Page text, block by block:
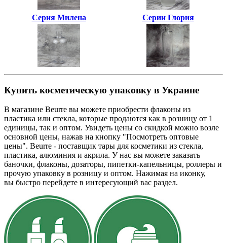
Серия Милена Серии Глория
Купить косметическую упаковку в Украине
В магазине Beurre вы можете приобрести флаконы из
пластика или стекла, которые продаются как в розницу от 1
единицы, так и оптом. Увидеть цены со скидкой можно возле
основной цены, нажав на кнопку "Посмотреть оптовые
цены". Beurre - поставщик тары для косметики из стекла,
пластика, алюминия и акрила. У нас вы можете заказать
баночки, флаконы, дозаторы, пипетки-капельницы, роллеры и
прочую упаковку в розницу и оптом. Нажимая на иконку,
вы быстро перейдете в интересующий вас раздел.